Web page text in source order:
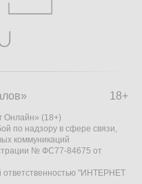
18+
Онлайн» (18+)
по надзору в сфере связи,
коммуникаций
№ ФС77-84675 от
ответственностью "ИНТЕРНЕТ